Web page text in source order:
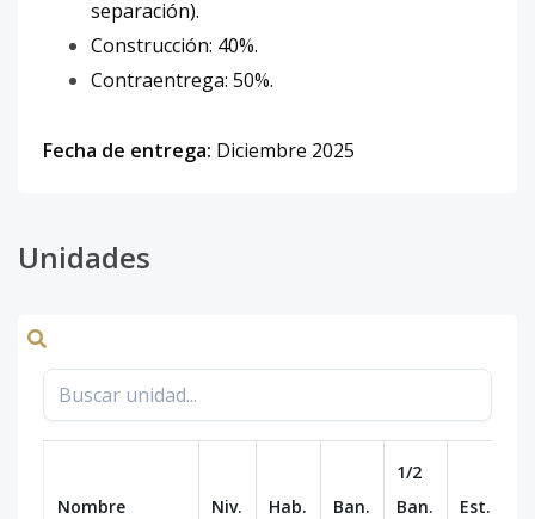
separación).
Construcción: 40%.
Contraentrega: 50%.
Fecha de entrega: Diciembre 2025
Unidades
Nombre Niv. Hab. Ban.
1/2
Ban.
Est.